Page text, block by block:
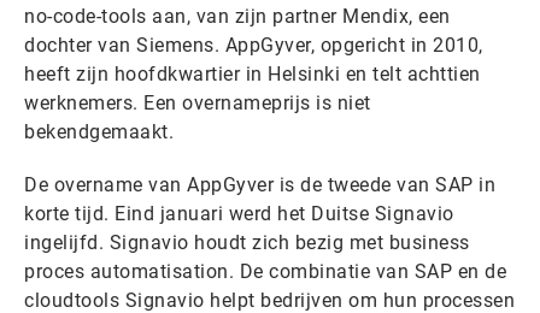
no-code-tools aan, van zijn partner Mendix, een
dochter van Siemens. AppGyver, opgericht in 2010,
heeft zijn hoofdkwartier in Helsinki en telt achttien
werknemers. Een overnameprijs is niet
bekendgemaakt.
De overname van AppGyver is de tweede van SAP in
korte tijd. Eind januari werd het Duitse Signavio
ingelijfd. Signavio houdt zich bezig met business
proces automatisation. De combinatie van SAP en de
cloudtools Signavio helpt bedrijven om hun processen